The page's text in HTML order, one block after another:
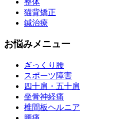
猫背矯正
鍼治療
お悩みメニュー
ぎっくり腰
スポーツ障害
四十肩・五十肩
坐骨神経痛
椎間板ヘルニア